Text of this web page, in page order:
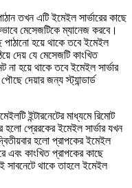
তখন এটি ইমেইল সার্ভারের কাছে
মেসেজটিকে ম্যানেজ করবে।
হয়ে থাকে তবে ইমেইল
দেয় যে মেসেজটি কাংখিত
হয়ে থাকে তবে ইমেইল সার্ভার
দেয়ার জন্য স্ট্যান্ডার্ড
ইন্টারনেটের মাধ্যমে রিমোট
প্রেরকের ইমেইল সার্ভার যখন
হলো প্রাপকের ইমেইল
এবং কাংখিত প্রাপকের কাছে
থাকে তাহলে ইমেইল